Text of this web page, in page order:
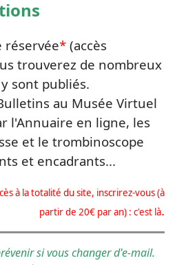
réservée* (accès
trouverez de nombreux
sont publiés.
au Musée Virtuel
l'Annuaire en ligne, les
et le trombinoscope
et encadrants...
à la totalité du site, inscrirez-vous (à
partir de 20€ par an) : c'est là.
si vous changer d'e-mail.